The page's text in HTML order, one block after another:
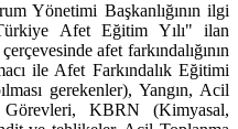
Yönetimi Başkanlığının ilgi
Afet Eğitim Yılı" ilan
afet farkındalığının
ile Afet Farkındalık Eğitimi
gerekenler), Yangın, Acil
KBRN (Kimyasal,